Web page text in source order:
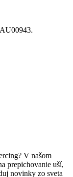
V našom
prepichovanie uší,
novinky zo sveta